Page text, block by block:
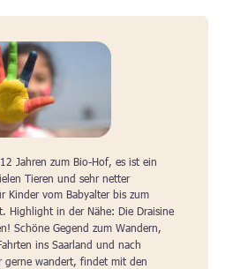
Jahren zum Bio-Hof, es ist ein
Tieren und sehr netter
Kinder vom Babyalter bis zum
Highlight in der Nähe: Die Draisine
Schöne Gegend zum Wandern,
ins Saarland und nach
gerne wandert, findet mit den